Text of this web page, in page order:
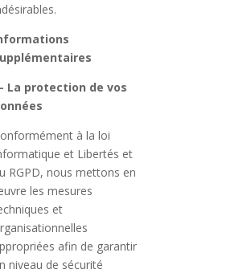
La protection de vos
à la loi
et Libertés et
RGPD, nous mettons en
les mesures
et
afin de garantir
niveau de sécurité